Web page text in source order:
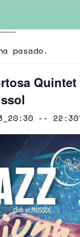
pasado.
Quintet
-- 22:30